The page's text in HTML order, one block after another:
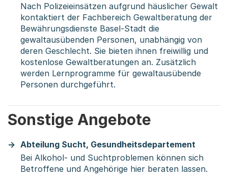
Nach Polizeieinsätzen aufgrund häuslicher Gewalt
kontaktiert der Fachbereich Gewaltberatung der
Bewährungsdienste Basel-Stadt die
gewaltausübenden Personen, unabhängig von
deren Geschlecht. Sie bieten ihnen freiwillig und
kostenlose Gewaltberatungen an. Zusätzlich
werden Lernprogramme für gewaltausübende
Personen durchgeführt.
Sonstige Angebote
Abteilung Sucht, Gesundheitsdepartement
Bei Alkohol- und Suchtproblemen können sich
Betroffene und Angehörige hier beraten lassen.